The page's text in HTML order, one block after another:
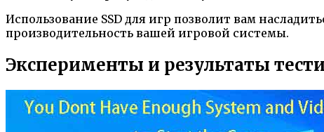
Использование SSD для игр позволит вам
производительность вашей игровой системы.
Эксперименты и результаты